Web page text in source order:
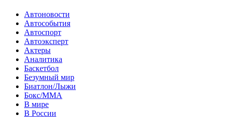
Автоновости
Автособытия
Автоспорт
Автоэксперт
Актеры
Аналитика
Баскетбол
Безумный мир
Биатлон/Лыжи
Бокс/MMA
В мире
В России